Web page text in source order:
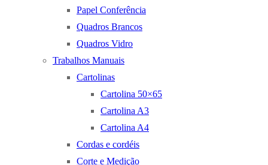
Papel Conferência
Quadros Brancos
Quadros Vidro
Trabalhos Manuais
Cartolinas
Cartolina 50×65
Cartolina A3
Cartolina A4
Cordas e cordéis
Corte e Medição